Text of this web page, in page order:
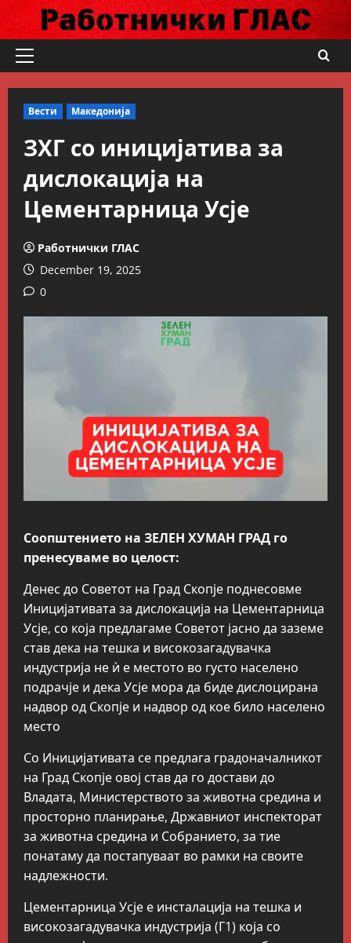
Skip
content
Primary
Вести Македонија
ЗХГ со иницијатива за
дислокација на
Цементарница Усје
Работнички ГЛАС
December 19, 2025
0
Соопштението на ЗЕЛЕН ХУМАН ГРАД го
пренесуваме во целост:
Денес до Советот на Град Скопје поднесовме
Иницијативата за дислокација на Цементарница
Усје, со која предлагаме Советот јасно да заземе
став дека на тешка и високозагадувачка
индустрија не ѝ е местото во густо населено
подрачје и дека Усје мора да биде дислоцирана
надвор од Скопје и надвор од кое било населено
место
Со Иницијативата се предлага градоначалникот
на Град Скопје овој став да го достави до
Владата, Министерството за животна средина и
просторно планирање, Државниот инспекторат
за животна средина и Собранието, за тие
понатаму да постапуваат во рамки на своите
надлежности.
Цементарница Усје е инсталација на тешка и
високозагадувачка индустрија (Г1) која со